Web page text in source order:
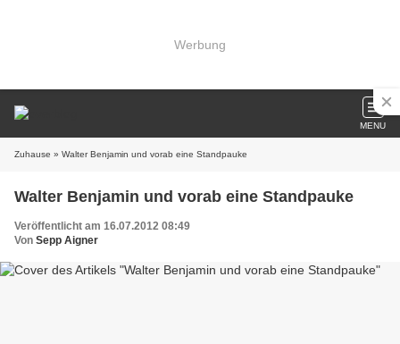
Werbung
MENU
Zuhause » Walter Benjamin und vorab eine Standpauke
Walter Benjamin und vorab eine Standpauke
Veröffentlicht am 16.07.2012 08:49
Von Sepp Aigner